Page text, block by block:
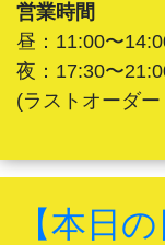
営業時間
昼：11:00〜
夜：17:30〜
(ラストオーダ
【本日